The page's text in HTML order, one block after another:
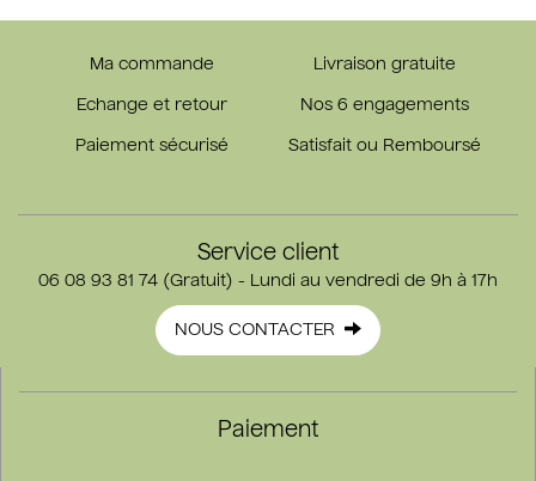
Ma commande Livraison gratuite
Echange et retour Nos 6 engagements
Paiement sécurisé Satisfait ou Remboursé
Service client
06 08 93 81 74 (Gratuit) - Lundi au vendredi de 9h à 17h
NOUS CONTACTER
Paiement